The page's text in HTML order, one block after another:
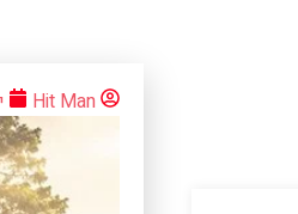
Hit Man